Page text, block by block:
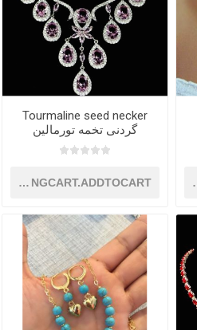
Tourmaline seed necker
گردنی تخمه تورمالین